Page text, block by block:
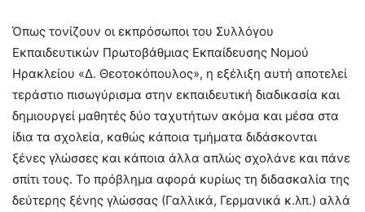
Όπως τονίζουν οι εκπρόσωποι του Συλλόγου
Εκπαιδευτικών Πρωτοβάθμιας Εκπαίδευσης Νομού
Ηρακλείου «Δ. Θεοτοκόπουλος», η εξέλιξη αυτή αποτελεί
τεράστιο πισωγύρισμα στην εκπαιδευτική διαδικασία και
δημιουργεί μαθητές δύο ταχυτήτων ακόμα και μέσα στα
ίδια τα σχολεία, καθώς κάποια τμήματα διδάσκονται
ξένες γλώσσες και κάποια άλλα απλώς σχολάνε και πάνε
σπίτι τους. Το πρόβλημα αφορά κυρίως τη διδασκαλία της
δεύτερης ξένης γλώσσας (Γαλλικά, Γερμανικά κ.λπ.) αλλά